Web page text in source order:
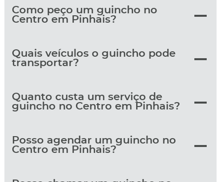
Como peço um guincho no
Centro em Pinhais?
Quais veículos o guincho pode
transportar?
Quanto custa um serviço de
guincho no Centro em Pinhais?
Posso agendar um guincho no
Centro em Pinhais?